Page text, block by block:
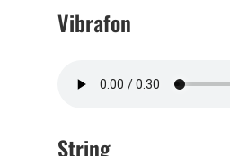
Vibrafon
String